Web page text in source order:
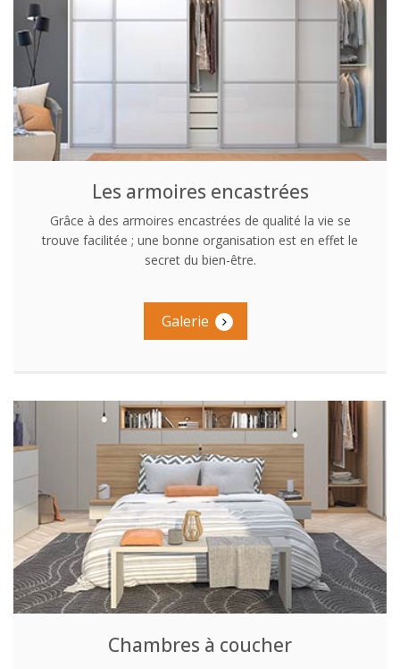
Les armoires encastrées
Grâce à des armoires encastrées de qualité la vie se
trouve facilitée ; une bonne organisation est en effet le
secret du bien-être.
Galerie
Chambres à coucher